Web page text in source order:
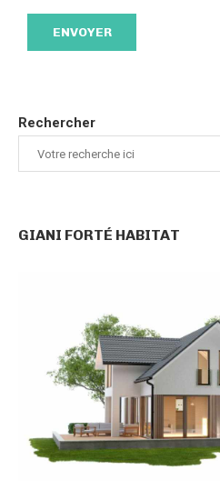
Rechercher
GIANI FORTÉ HABITAT